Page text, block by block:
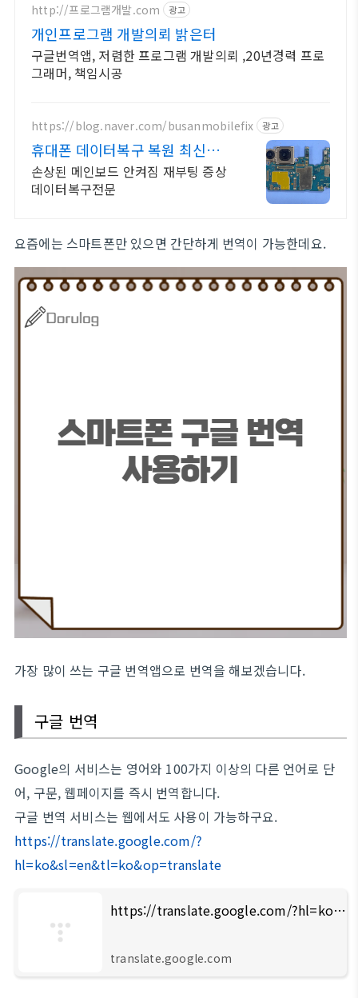
http://프로그램개발.com 광고
개인프로그램 개발의뢰 밝은터
구글번역앱, 저렴한 프로그램 개발의뢰 ,20년경력 프로
그래머, 책임시공
https://blog.naver.com/busanmobilefix 광고
휴대폰 데이터복구 복원 최신장비
와 정품부품 당일수리
손상된 메인보드 안켜짐 재부팅 증상
데이터복구전문
요즘에는 스마트폰만 있으면 간단하게 번역이 가능한데요.
가장 많이 쓰는 구글 번역앱으로 번역을 해보겠습니다.
구글 번역
Google의 서비스는 영어와 100가지 이상의 다른 언어로 단
어, 구문, 웹페이지를 즉시 번역합니다.
구글 번역 서비스는 웹에서도 사용이 가능하구요.
https://translate.google.com/?
hl=ko&sl=en&tl=ko&op=translate
https://translate.google.com/?hl=ko&op=translate&sl=en&tl=ko
translate.google.com